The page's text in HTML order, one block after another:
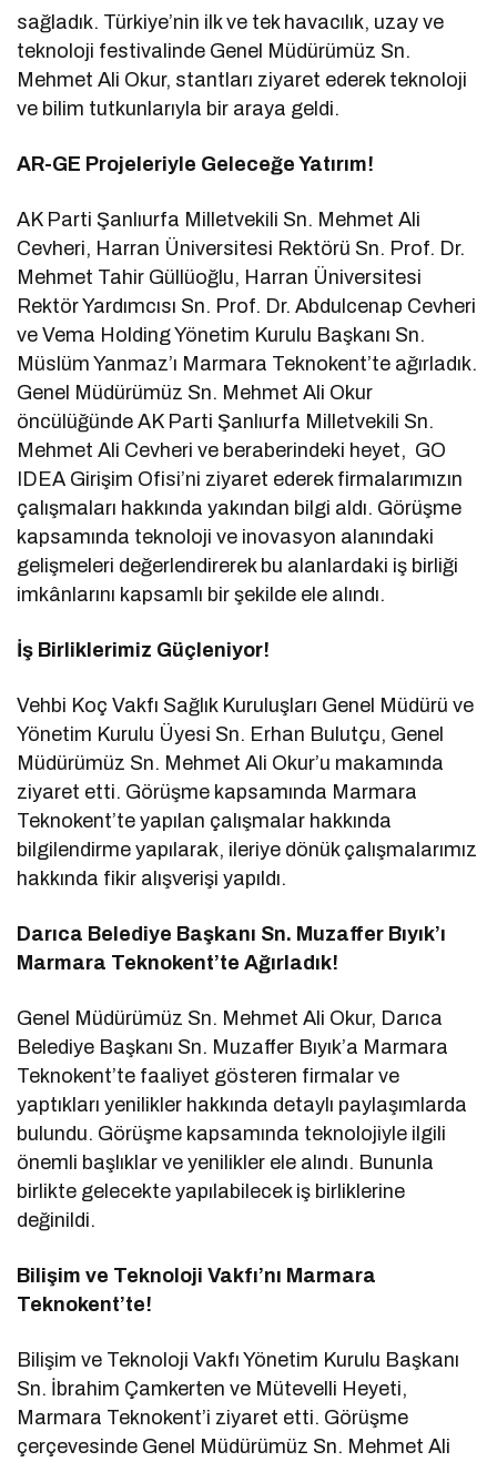
sağladık. Türkiye’nin ilk ve tek havacılık, uzay ve
teknoloji festivalinde Genel Müdürümüz Sn.
Mehmet Ali Okur, stantları ziyaret ederek teknoloji
ve bilim tutkunlarıyla bir araya geldi.
AR-GE Projeleriyle Geleceğe Yatırım!
AK Parti Şanlıurfa Milletvekili Sn. Mehmet Ali
Cevheri, Harran Üniversitesi Rektörü Sn. Prof. Dr.
Mehmet Tahir Güllüoğlu, Harran Üniversitesi
Rektör Yardımcısı Sn. Prof. Dr. Abdulcenap Cevheri
ve Vema Holding Yönetim Kurulu Başkanı Sn.
Müslüm Yanmaz’ı Marmara Teknokent’te ağırladık.
Genel Müdürümüz Sn. Mehmet Ali Okur
öncülüğünde AK Parti Şanlıurfa Milletvekili Sn.
Mehmet Ali Cevheri ve beraberindeki heyet, GO
IDEA Girişim Ofisi’ni ziyaret ederek firmalarımızın
çalışmaları hakkında yakından bilgi aldı. Görüşme
kapsamında teknoloji ve inovasyon alanındaki
gelişmeleri değerlendirerek bu alanlardaki iş birliği
imkânlarını kapsamlı bir şekilde ele alındı.
İş Birliklerimiz Güçleniyor!
Vehbi Koç Vakfı Sağlık Kuruluşları Genel Müdürü ve
Yönetim Kurulu Üyesi Sn. Erhan Bulutçu, Genel
Müdürümüz Sn. Mehmet Ali Okur’u makamında
ziyaret etti. Görüşme kapsamında Marmara
Teknokent’te yapılan çalışmalar hakkında
bilgilendirme yapılarak, ileriye dönük çalışmalarımız
hakkında fikir alışverişi yapıldı.
Darıca Belediye Başkanı Sn. Muzaffer Bıyık’ı
Marmara Teknokent’te Ağırladık!
Genel Müdürümüz Sn. Mehmet Ali Okur, Darıca
Belediye Başkanı Sn. Muzaffer Bıyık’a Marmara
Teknokent’te faaliyet gösteren firmalar ve
yaptıkları yenilikler hakkında detaylı paylaşımlarda
bulundu. Görüşme kapsamında teknolojiyle ilgili
önemli başlıklar ve yenilikler ele alındı. Bununla
birlikte gelecekte yapılabilecek iş birliklerine
değinildi.
Bilişim ve Teknoloji Vakfı’nı Marmara
Teknokent’te!
Bilişim ve Teknoloji Vakfı Yönetim Kurulu Başkanı
Sn. İbrahim Çamkerten ve Mütevelli Heyeti,
Marmara Teknokent’i ziyaret etti. Görüşme
çerçevesinde Genel Müdürümüz Sn. Mehmet Ali